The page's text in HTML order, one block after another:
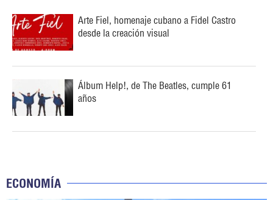
Arte Fiel, homenaje cubano a Fidel Castro
desde la creación visual
Álbum Help!, de The Beatles, cumple 61
años
ECONOMÍA